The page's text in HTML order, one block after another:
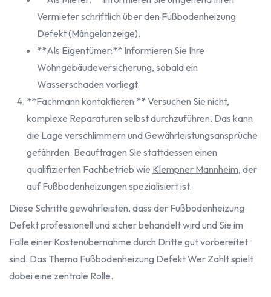
Vermieter schriftlich über den Fußbodenheizung
Defekt (Mängelanzeige).
**Als Eigentümer:** Informieren Sie Ihre
Wohngebäudeversicherung, sobald ein
Wasserschaden vorliegt.
**Fachmann kontaktieren:** Versuchen Sie nicht,
komplexe Reparaturen selbst durchzuführen. Das kann
die Lage verschlimmern und Gewährleistungsansprüche
gefährden. Beauftragen Sie stattdessen einen
qualifizierten Fachbetrieb wie Klempner Mannheim, der
auf Fußbodenheizungen spezialisiert ist.
Diese Schritte gewährleisten, dass der Fußbodenheizung
Defekt professionell und sicher behandelt wird und Sie im
Falle einer Kostenübernahme durch Dritte gut vorbereitet
sind. Das Thema Fußbodenheizung Defekt Wer Zahlt spielt
dabei eine zentrale Rolle.